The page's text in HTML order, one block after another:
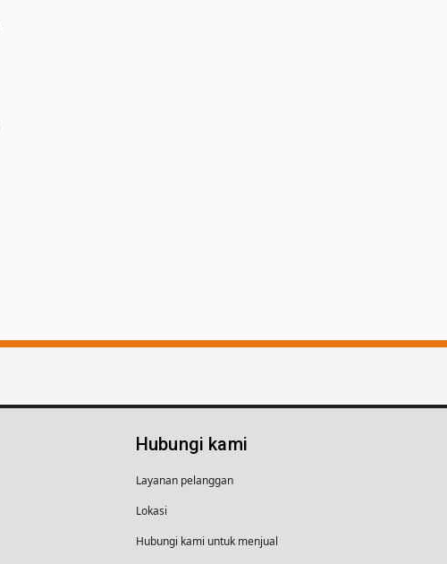
Hubungi kami
Layanan pelanggan
Lokasi
Hubungi kami untuk menjual